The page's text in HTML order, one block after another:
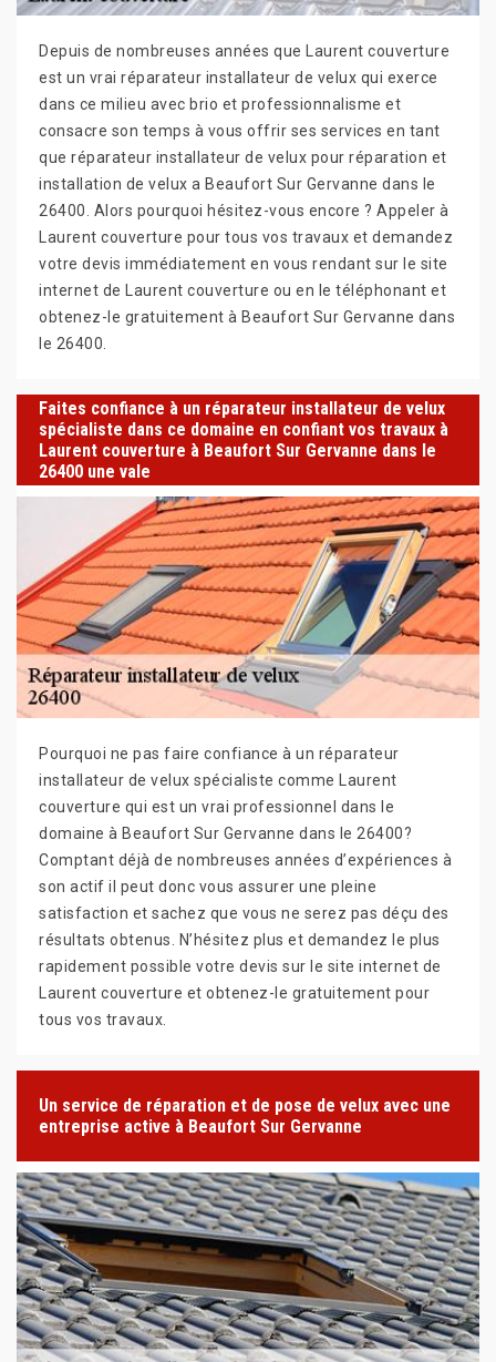
Depuis de nombreuses années que Laurent couverture
est un vrai réparateur installateur de velux qui exerce
dans ce milieu avec brio et professionnalisme et
consacre son temps à vous offrir ses services en tant
que réparateur installateur de velux pour réparation et
installation de velux a Beaufort Sur Gervanne dans le
26400. Alors pourquoi hésitez-vous encore ? Appeler à
Laurent couverture pour tous vos travaux et demandez
votre devis immédiatement en vous rendant sur le site
internet de Laurent couverture ou en le téléphonant et
obtenez-le gratuitement à Beaufort Sur Gervanne dans
le 26400.
Faites confiance à un réparateur installateur de velux
spécialiste dans ce domaine en confiant vos travaux à
Laurent couverture à Beaufort Sur Gervanne dans le
26400 une vale
Pourquoi ne pas faire confiance à un réparateur
installateur de velux spécialiste comme Laurent
couverture qui est un vrai professionnel dans le
domaine à Beaufort Sur Gervanne dans le 26400?
Comptant déjà de nombreuses années d’expériences à
son actif il peut donc vous assurer une pleine
satisfaction et sachez que vous ne serez pas déçu des
résultats obtenus. N’hésitez plus et demandez le plus
rapidement possible votre devis sur le site internet de
Laurent couverture et obtenez-le gratuitement pour
tous vos travaux.
Un service de réparation et de pose de velux avec une
entreprise active à Beaufort Sur Gervanne